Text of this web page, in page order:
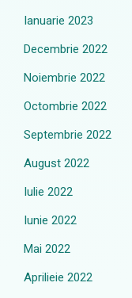
Ianuarie 2023
Decembrie 2022
Noiembrie 2022
Octombrie 2022
Septembrie 2022
August 2022
Iulie 2022
Iunie 2022
Mai 2022
Aprilieie 2022